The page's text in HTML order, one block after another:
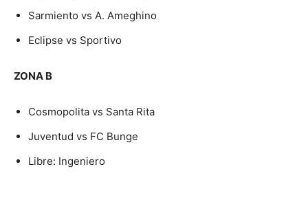
Sarmiento vs A. Ameghino
Eclipse vs Sportivo
ZONA B
Cosmopolita vs Santa Rita
Juventud vs FC Bunge
Libre: Ingeniero